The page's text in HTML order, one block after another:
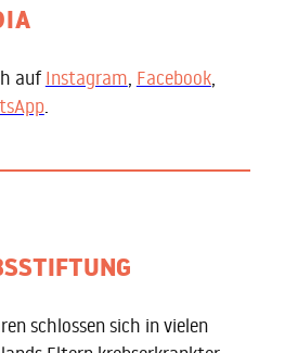
aufInstagram, Facebook,
.
schlossen sich in vielen